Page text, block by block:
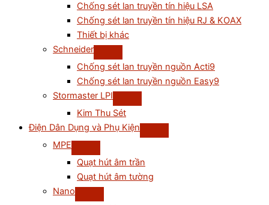
Chống sét lan truyền tín hiệu LSA
Chống sét lan truyền tín hiệu RJ & KOAX
Thiết bị khác
Schneider
Chống sét lan truyền nguồn Acti9
Chống sét lan truyền nguồn Easy9
Stormaster LPI
Kim Thu Sét
Điện Dân Dụng và Phụ Kiện
MPE
Quạt hút âm trần
Quạt hút âm tường
Nano